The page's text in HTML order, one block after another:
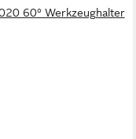
60° Werkzeughalter